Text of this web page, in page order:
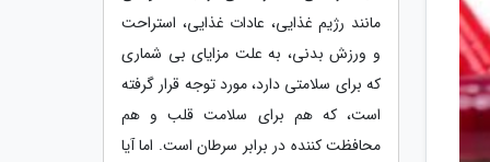
مانند رژیم غذایی، عادات غذایی، استراحت
و ورزش بدنی، به علت مزایای بی شماری
که برای سلامتی دارد، مورد توجه قرار گرفته
است، که هم برای سلامت قلب و هم
محافظت کننده در برابر سرطان است. اما آیا